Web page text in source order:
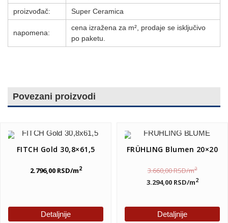
proizvođač:
Super Ceramica
napomena:
cena izražena za m², prodaje se isključivo
po paketu.
Povezani proizvodi
FITCH Gold 30,8×61,5
2.796,00 RSD/m2
Detaljnije
FRÜHLING Blumen 20×20
3.660,00RSD/m2
3.294,00 RSD/m2
Detaljnije